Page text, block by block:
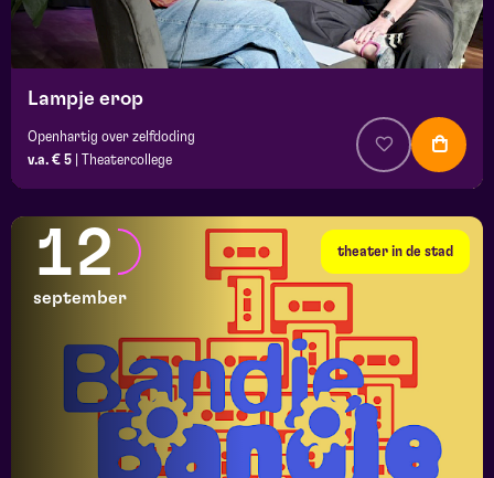
Lampje erop
Openhartig over zelfdoding
v.a. € 5
Theatercollege
theater in de stad
12
september